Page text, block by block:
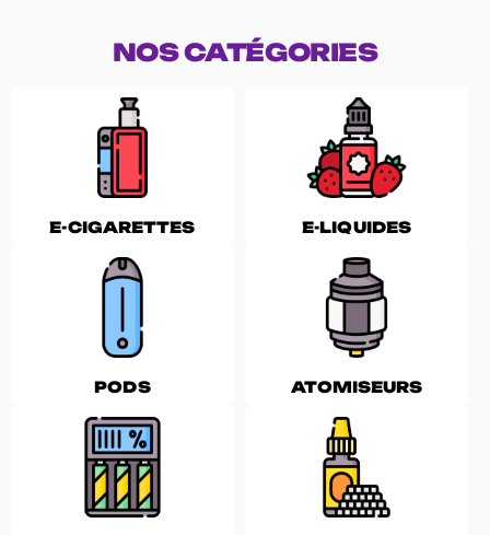
NOS CATÉGORIES
E-CIGARETTES E-LIQUIDES
PODS ATOMISEURS